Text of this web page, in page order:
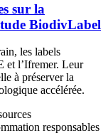
sur la
BiodivLabel
les labels
et l’Ifremer. Leur
à préserver la
accélérée.
responsables